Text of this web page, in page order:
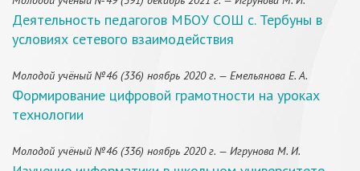
Деятельность педагогов МБОУ СОШ с. Тербуны в
условиях сетевого взаимодействия
Молодой учёный №46 (336) ноябрь 2020 г. — Емельянова Е. А.
Формирование цифровой грамотности на уроках
технологии
Молодой учёный №46 (336) ноябрь 2020 г. — Игрунова М. И.